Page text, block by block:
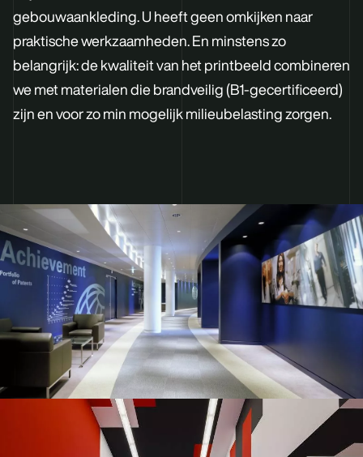
gebouwaankleding. U heeft geen omkijken naar
praktische werkzaamheden. En minstens zo
belangrijk: de kwaliteit van het printbeeld combineren
we met materialen die brandveilig (B1-gecertificeerd)
zijn en voor zo min mogelijk milieubelasting zorgen.